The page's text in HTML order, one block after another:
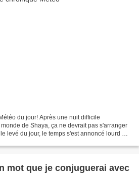
du jour! Après une nuit difficile
de Shaya, ça ne devrait pas s'arranger
levé du jour, le temps s'est annoncé lourd et
mot que je conjuguerai avec